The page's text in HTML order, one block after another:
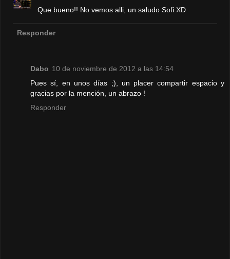
Que bueno!! No vemos alli, un saludo Sofi XD
Responder
Dabo 10 de noviembre de 2012 a las 14:54
Pues sí, en unos días ;), un placer compartir espacio y
gracias por la mención, un abrazo !
Responder